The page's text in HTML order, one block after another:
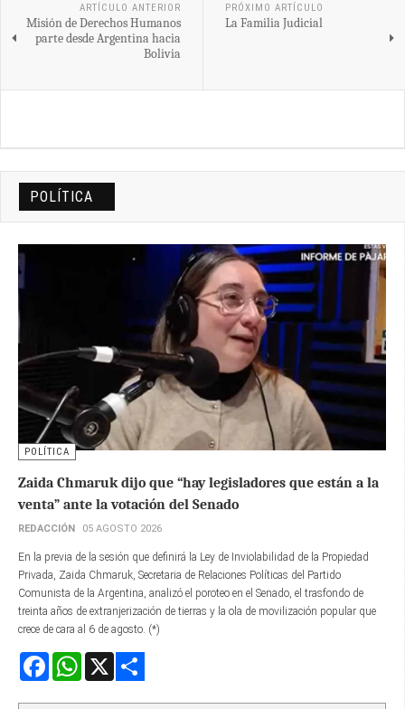
ARTÍCULO ANTERIOR
Misión de Derechos Humanos
parte desde Argentina hacia
Bolivia
PRÓXIMO ARTÍCULO
La Familia Judicial
POLÍTICA
POLÍTICA
Zaida Chmaruk dijo que “hay legisladores que están a la
venta” ante la votación del Senado
REDACCIÓN 05 AGOSTO 2026
En la previa de la sesión que definirá la Ley de Inviolabilidad de la Propiedad
Privada, Zaida Chmaruk, Secretaria de Relaciones Políticas del Partido
Comunista de la Argentina, analizó el poroteo en el Senado, el trasfondo de
treinta años de extranjerización de tierras y la ola de movilización popular que
crece de cara al 6 de agosto. (*)
FacebookWhatsApp